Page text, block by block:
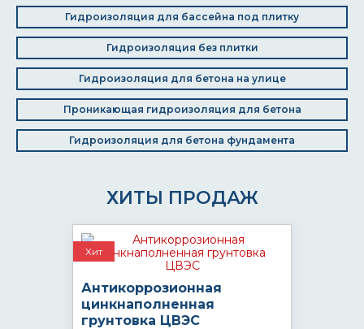
Гидроизоляция для бассейна под плитку
Гидроизоляция без плитки
Гидроизоляция для бетона на улице
Проникающая гидроизоляция для бетона
Гидроизоляция для бетона фундамента
ХИТЫ ПРОДАЖ
Хит
Антикоррозионная
цинкнаполненная
грунтовка ЦВЭС